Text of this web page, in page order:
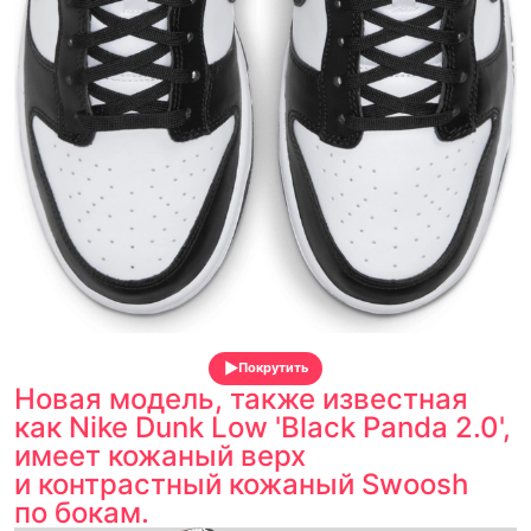
Покрутить
Новая модель, также известная
как Nike Dunk Low 'Black Panda 2.0',
имеет кожаный верх
и контрастный кожаный Swoosh
по бокам.